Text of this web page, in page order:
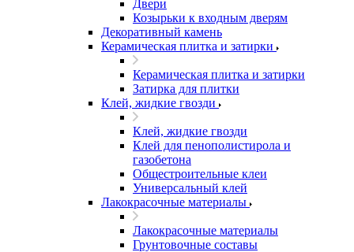
Двери
Козырьки к входным дверям
Декоративный камень
Керамическая плитка и затирки
Керамическая плитка и затирки
Затирка для плитки
Клей, жидкие гвозди
Клей, жидкие гвозди
Клей для пенополистирола и
газобетона
Общестроительные клеи
Универсальный клей
Лакокрасочные материалы
Лакокрасочные материалы
Грунтовочные составы